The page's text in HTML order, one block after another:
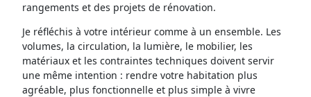
rangements et des projets de rénovation.
Je réfléchis à votre intérieur comme à un ensemble. Les
volumes, la circulation, la lumière, le mobilier, les
matériaux et les contraintes techniques doivent servir
une même intention : rendre votre habitation plus
agréable, plus fonctionnelle et plus simple à vivre